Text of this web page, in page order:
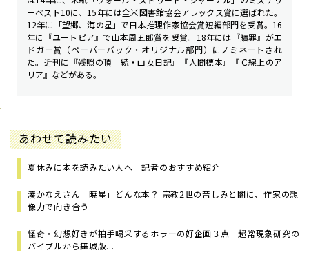
ーベスト10に、15年には全米図書館協会アレックス賞に選ばれた。
12年に「望郷、海の星」で日本推理作家協会賞短編部門を受賞。16
年に『ユートピア』で山本周五郎賞を受賞。18年には『贖罪』がエ
ドガー賞（ペーパーバック・オリジナル部門）にノミネートされ
た。近刊に『残照の頂 続・山女日記』『人間標本』『Ｃ線上のア
リア』などがある。
あわせて読みたい
夏休みに本を読みたい人へ 記者のおすすめ紹介
湊かなえさん「暁星」どんな本？ 宗教2世の苦しみと闇に、作家の想
像力で向き合う
怪奇・幻想好きが拍手喝采するホラーの好企画３点 超常現象研究の
バイブルから舞城版...